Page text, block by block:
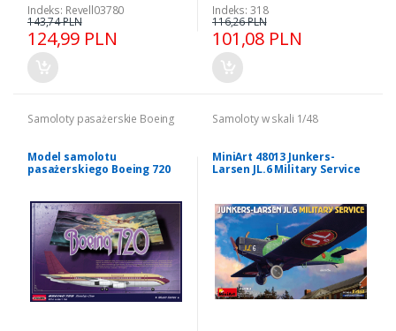
Indeks: Revell03780
124,99 PLN
143,74 PLN
Indeks: 318
101,08 PLN
116,26 PLN
Samoloty pasażerskie Boeing
Model samolotu
pasażerskiego Boeing 720
Samoloty w skali 1/48
MiniArt 48013 Junkers-
Larsen JL.6 Military Service